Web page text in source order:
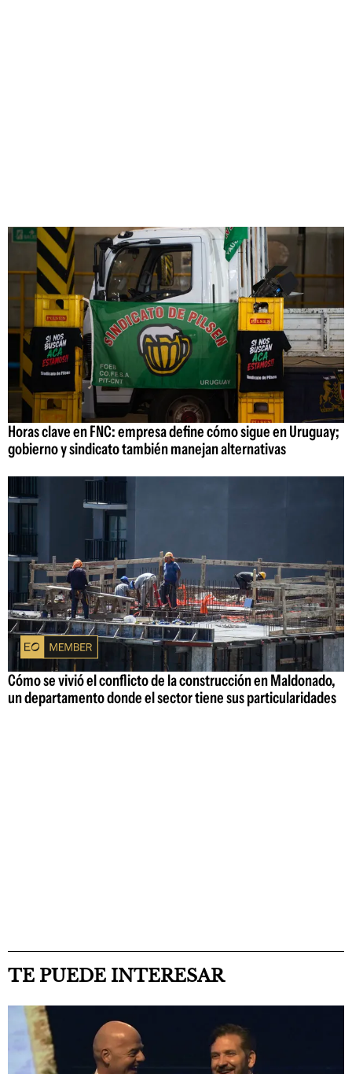
Horas clave en FNC: empresa define cómo sigue en Uruguay;
gobierno y sindicato también manejan alternativas
Cómo se vivió el conflicto de la construcción en Maldonado,
un departamento donde el sector tiene sus particularidades
TE PUEDE INTERESAR